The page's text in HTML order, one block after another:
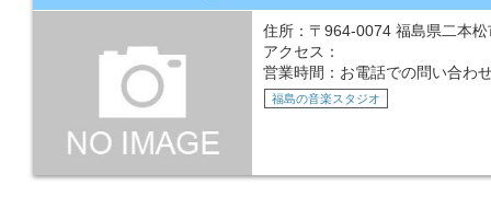
住所：〒964-0074 福島県二本
アクセス：
営業時間：お電話での問い合わ
福島の音楽スタジオ